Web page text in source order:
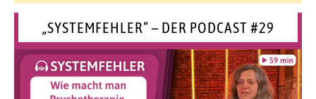
„SYSTEMFEHLER“ – DER PODCAST #29